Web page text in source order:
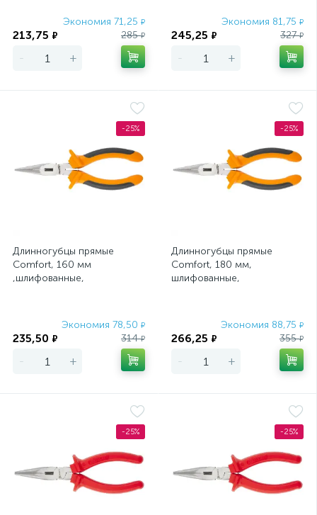
Экономия 71,25 ₽
213,75 ₽ 285₽
- +
Экономия 81,75 ₽
245,25 ₽ 327₽
- +
-25%
Длинногубцы прямые
Comfort, 160 мм
,шлифованные,
Экономия 78,50 ₽
235,50 ₽ 314₽
- +
-25%
Длинногубцы прямые
Comfort, 180 мм,
шлифованные,
Экономия 88,75 ₽
266,25 ₽ 355₽
- +
-25% -25%